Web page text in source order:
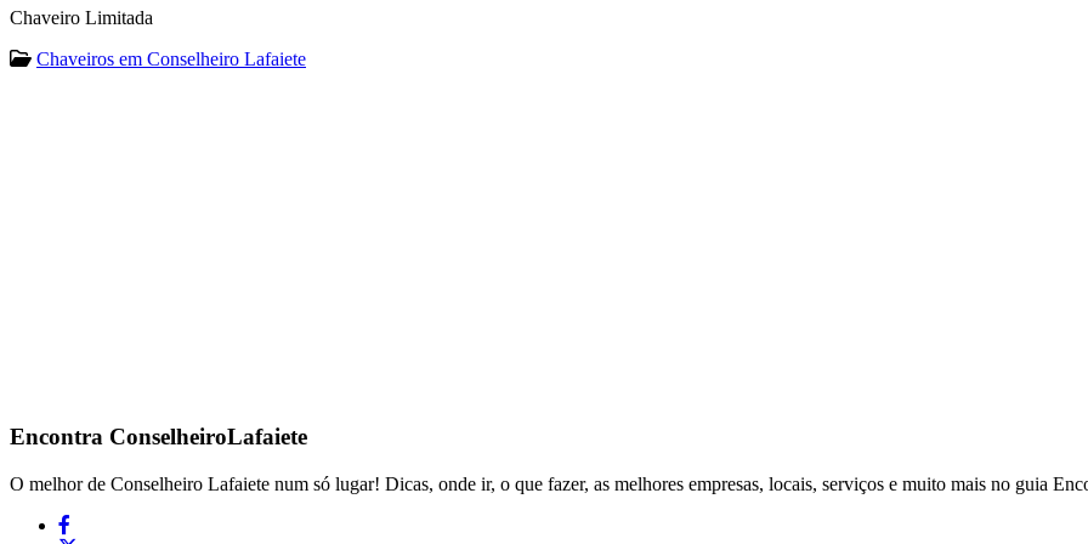
Chaveiro Limitada
Chaveiros em Conselheiro Lafaiete
Encontra ConselheiroLafaiete
O melhor de Conselheiro Lafaiete num só lugar! Dicas, onde ir, o que fazer, as melhores empresas, locais, serviços e muito mais no guia